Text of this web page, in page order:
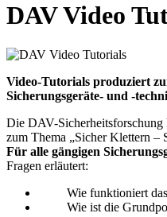
DAV Video
Video-Tutorials produziert
Sicherungsgeräte- und -
Die DAV-Sicherheitsforschung
zum Thema „Sicher Klettern –
Für alle gängigen
Fragen erläutert:
Wie funktioniert das
Wie ist die